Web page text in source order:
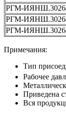
РГМ-
РГМ-
РГМ-
Примечания:
Тип
Рабочее
Приведена
Вся